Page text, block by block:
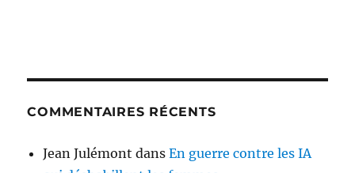
COMMENTAIRES RÉCENTS
Jean Julémont dansEn guerre contre les IA